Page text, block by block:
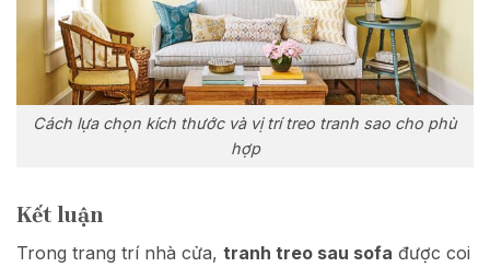
Cách lựa chọn kích thước và vị trí treo tranh sao cho phù
hợp
Kết luận
Trong trang trí nhà cửa, tranh treo sau sofa được coi